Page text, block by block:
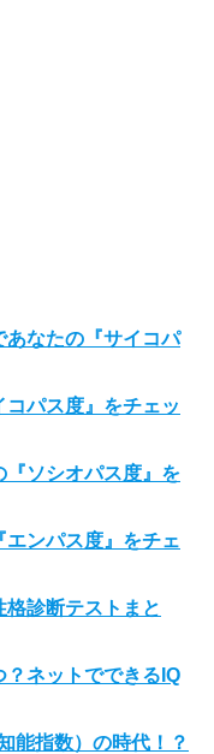
あなたの『サイコパ
パス度』をチェッ
『ソシオパス度』を
ンパス度』をチェ
診断テストまと
？ネットでできるIQ
能指数）の時代！？